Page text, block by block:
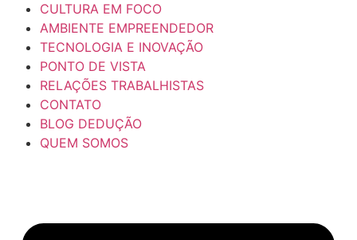
CULTURA EM FOCO
AMBIENTE EMPREENDEDOR
TECNOLOGIA E INOVAÇÃO
PONTO DE VISTA
RELAÇÕES TRABALHISTAS
CONTATO
BLOG DEDUÇÃO
QUEM SOMOS